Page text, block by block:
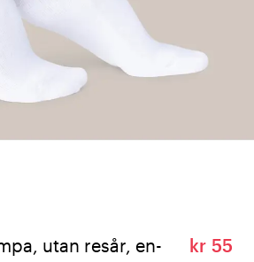
utan resår, en-
kr 55